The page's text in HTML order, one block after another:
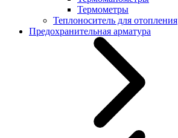
Термометры
Теплоноситель для отопления
Предохранительная арматура